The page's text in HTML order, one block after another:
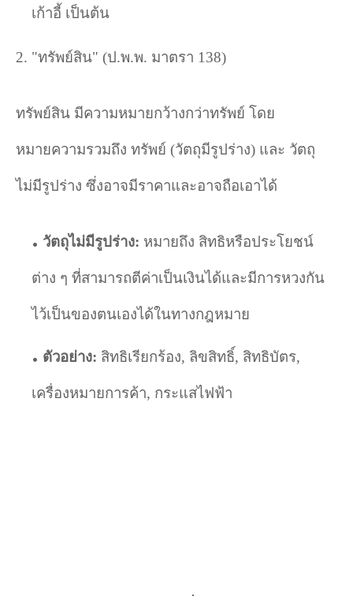
เก้าอี้ เป็นต้น
2. "ทรัพย์สิน" (ป.พ.พ. มาตรา 138)
ทรัพย์สิน มีความหมายกว้างกว่าทรัพย์ โดย
หมายความรวมถึง ทรัพย์ (วัตถุมีรูปร่าง) และ วัตถุ
ไม่มีรูปร่าง ซึ่งอาจมีราคาและอาจถือเอาได้
วัตถุไม่มีรูปร่าง: หมายถึง สิทธิหรือประโยชน์
ต่าง ๆ ที่สามารถตีค่าเป็นเงินได้และมีการหวงกัน
ไว้เป็นของตนเองได้ในทางกฎหมาย
ตัวอย่าง: สิทธิเรียกร้อง, ลิขสิทธิ์, สิทธิบัตร,
เครื่องหมายการค้า, กระแสไฟฟ้า